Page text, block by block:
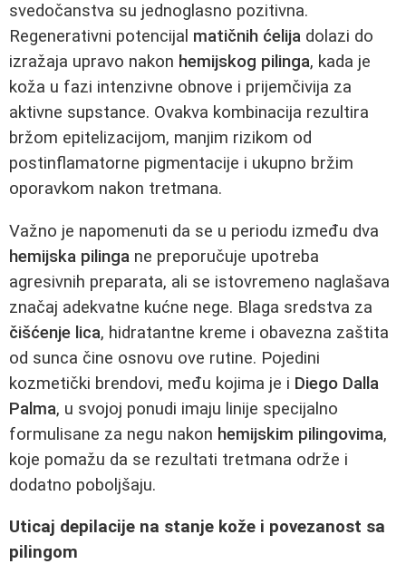
svedočanstva su jednoglasno pozitivna.
Regenerativni potencijal matičnih ćelija dolazi do
izražaja upravo nakon hemijskog pilinga, kada je
koža u fazi intenzivne obnove i prijemčivija za
aktivne supstance. Ovakva kombinacija rezultira
bržom epitelizacijom, manjim rizikom od
postinflamatorne pigmentacije i ukupno bržim
oporavkom nakon tretmana.
Važno je napomenuti da se u periodu između dva
hemijska pilinga ne preporučuje upotreba
agresivnih preparata, ali se istovremeno naglašava
značaj adekvatne kućne nege. Blaga sredstva za
čišćenje lica, hidratantne kreme i obavezna zaštita
od sunca čine osnovu ove rutine. Pojedini
kozmetički brendovi, među kojima je i Diego Dalla
Palma, u svojoj ponudi imaju linije specijalno
formulisane za negu nakon hemijskim pilingovima,
koje pomažu da se rezultati tretmana održe i
dodatno poboljšaju.
Uticaj depilacije na stanje kože i povezanost sa
pilingom